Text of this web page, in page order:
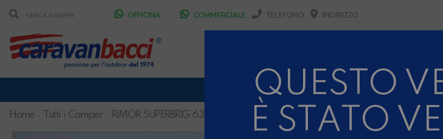
OFFICINA COMMERCIALE TELEFONO INDIRIZZO
CHIUSURA AZIENDALE PER PAUSA
DURANTE IL MESE DI AGOSTO SIAMO
SCONTO 10%
NOLEGGIO ENTRO IL 31.08
Home Tutti i Camper RIMOR SUPERBRIG 630 TC
QUESTO
È STATO